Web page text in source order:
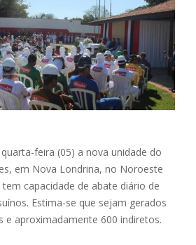
feira (05) a nova unidade do
em Nova Londrina, no Noroeste
capacidade de abate diário de
Estima-se que sejam gerados
e aproximadamente 600 indiretos.